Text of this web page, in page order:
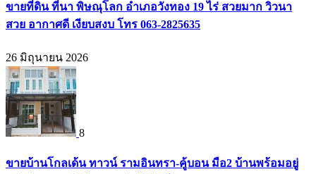
ขายที่ดิน ที่นา พิษณุโลก อำเภอวังทอง 19 ไร่ สวยมาก วิวนา
สวย อากาศดี เงียบสงบ โทร 063-2825635
26 มิถุนายน 2026
8
ขายบ้านโกลเด้น ทาวน์ รามอินทรา-คู้บอน มือ2 บ้านพร้อมอยู่